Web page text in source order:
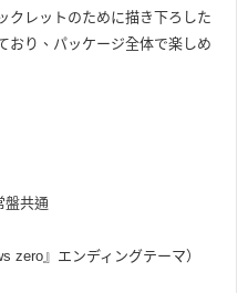
クレットのために描き下ろした
おり、パッケージ全体で楽しめ
盤共通
zero』エンディングテーマ）